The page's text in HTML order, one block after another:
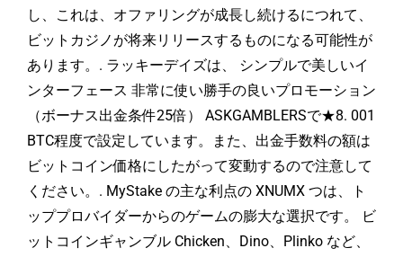
し、これは、オファリングが成長し続けるにつれて、
ビットカジノが将来リリースするものになる可能性が
あります。. ラッキーデイズは、 シンプルで美しいイ
ンターフェース 非常に使い勝手の良いプロモーション
（ボーナス出金条件25倍） ASKGAMBLERSで★8. 001
BTC程度で設定しています。また、出金手数料の額は
ビットコイン価格にしたがって変動するので注意して
ください。. MyStake の主な利点の XNUMX つは、ト
ッププロバイダーからのゲームの膨大な選択です。
ビ
ットコインギャンブル Chicken、Dino、Plinko など、